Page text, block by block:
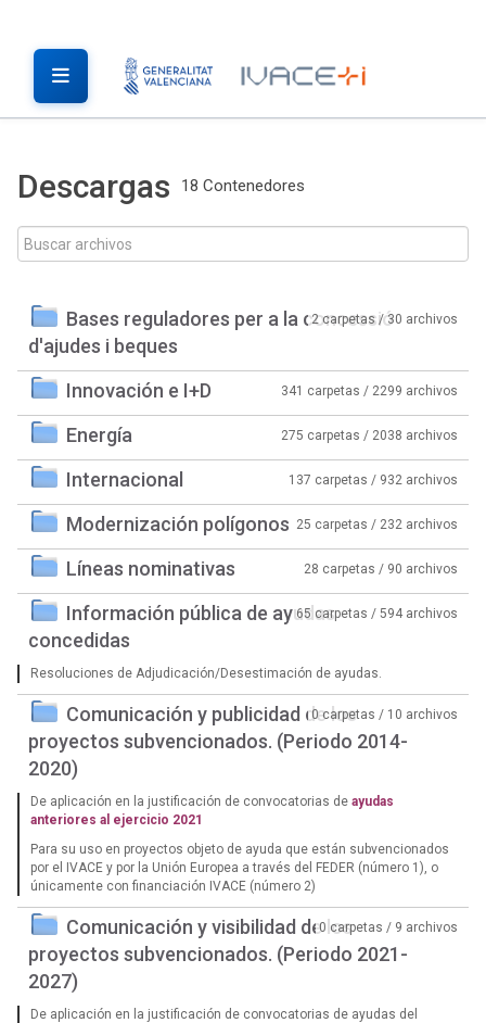
Descargas 18 Contenedores
Bases reguladores per a la concessió
d'ajudes i beques
2 carpetas / 30 archivos
Innovación e I+D 341 carpetas / 2299 archivos
Energía 275 carpetas / 2038 archivos
Internacional 137 carpetas / 932 archivos
Modernización polígonos 25 carpetas / 232 archivos
Líneas nominativas 28 carpetas / 90 archivos
Información pública de ayudas
concedidas
65 carpetas / 594 archivos
Resoluciones de Adjudicación/Desestimación de ayudas.
Comunicación y publicidad de los
proyectos subvencionados. (Periodo 2014-
2020)
0 carpetas / 10 archivos
De aplicación en la justificación de convocatorias de ayudas
anteriores al ejercicio 2021
Para su uso en proyectos objeto de ayuda que están subvencionados
por el IVACE y por la Unión Europea a través del FEDER (número 1), o
únicamente con financiación IVACE (número 2)
Comunicación y visibilidad de los
proyectos subvencionados. (Periodo 2021-
2027)
0 carpetas / 9 archivos
De aplicación en la justificación de convocatorias de ayudas del